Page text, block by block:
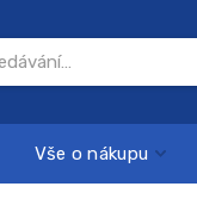
Vše o nákupu